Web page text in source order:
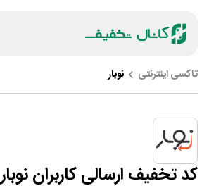
تاکسی اینترنتی نوبار
کد تخفیف ارسالی کاربران نوبار